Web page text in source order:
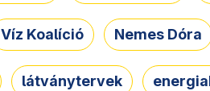
Víz Koalíció Nemes Dóra
látványtervek